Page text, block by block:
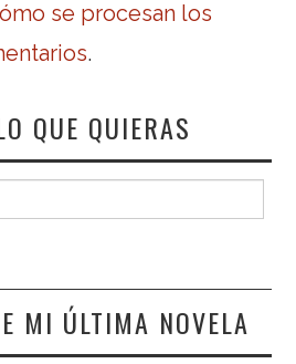
se procesan los
.
QUE QUIERAS
MI ÚLTIMA NOVELA